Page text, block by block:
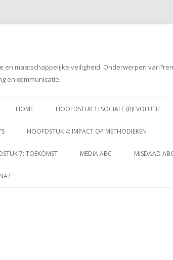
en maatschappelijke veiligheid. Onderwerpen
en communicatie.
naar
HOME HOOFDSTUK 1: SOCIALE (R)EVOLUTIE
HOOFDSTUK 4: IMPACT OP METHODIEKEN
7: TOEKOMST MEDIA ABC MISDAAD